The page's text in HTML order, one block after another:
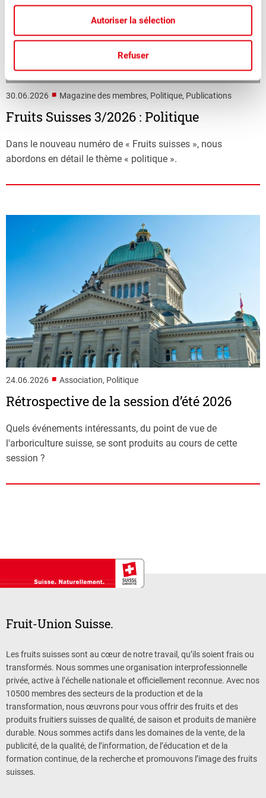
Autoriser la sélection
Refuser
30.06.2026 ■ Magazine des membres, Politique, Publications
Fruits Suisses 3/2026 : Politique
Dans le nouveau numéro de « Fruits suisses », nous
abordons en détail le thème « politique ».
24.06.2026 ■ Association, Politique
Rétrospective de la session d’été 2026
Quels événements intéressants, du point de vue de
l'arboriculture suisse, se sont produits au cours de cette
session ?
Fruit-Union Suisse.
Les fruits suisses sont au cœur de notre travail, qu’ils soient frais ou
transformés. Nous sommes une organisation interprofessionnelle
privée, active à l’échelle nationale et officiellement reconnue. Avec nos
10500 membres des secteurs de la production et de la
transformation, nous œuvrons pour vous offrir des fruits et des
produits fruitiers suisses de qualité, de saison et produits de manière
durable. Nous sommes actifs dans les domaines de la vente, de la
publicité, de la qualité, de l’information, de l’éducation et de la
formation continue, de la recherche et promouvons l’image des fruits
suisses.